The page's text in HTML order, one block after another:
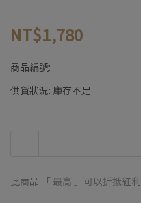
NT$1,780
商品編號:
供貨狀況: 庫存不足
此商品 「 最高 」可以折抵紅利